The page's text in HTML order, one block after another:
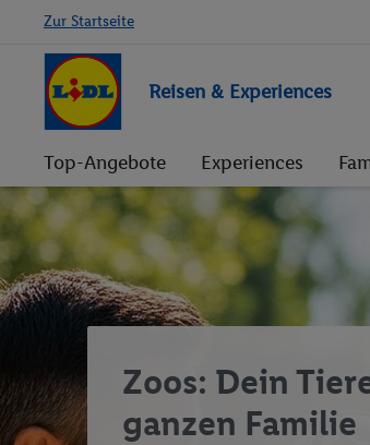
Zur Startseite
Reisen & Experiences
Top-Angebote Experiences
Zoos: Dein
ganzen Familie